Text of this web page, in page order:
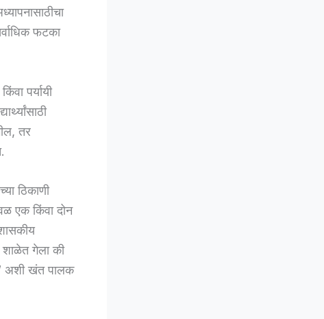
फटका
पर्यायी
तर
ठिकाणी
एक किंवा दोन
शाळेत गेला की
अशी खंत पालक